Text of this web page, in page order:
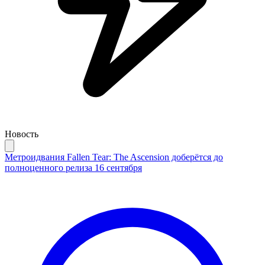
Новость
Метроидвания Fallen Tear: The Ascension доберётся до
полноценного релиза 16 сентября